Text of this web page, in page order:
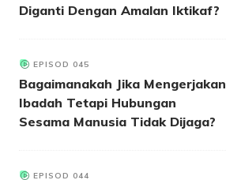
Diganti Dengan Amalan Iktikaf?
EPISOD 045
Bagaimanakah Jika Mengerjakan
Ibadah Tetapi Hubungan
Sesama Manusia Tidak Dijaga?
EPISOD 044